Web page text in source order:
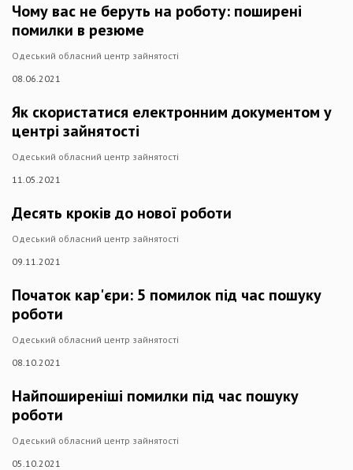
Чому вас не беруть на роботу: поширені
помилки в резюме
Одеський обласний центр зайнятості
08.06.2021
Як скористатися електронним документом у
центрі зайнятості
Одеський обласний центр зайнятості
11.05.2021
Десять кроків до нової роботи
Одеський обласний центр зайнятості
09.11.2021
Початок кар'єри: 5 помилок під час пошуку
роботи
Одеський обласний центр зайнятості
08.10.2021
Найпоширеніші помилки під час пошуку
роботи
Одеський обласний центр зайнятості
05.10.2021